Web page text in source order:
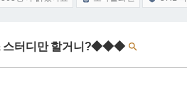
터디만 할거니?◆◆◆ 